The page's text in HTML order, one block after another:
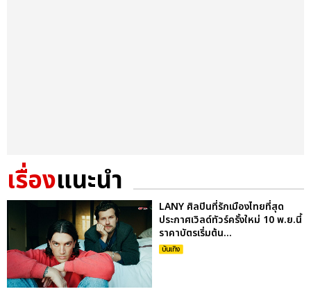
เรื่องแนะนำ
LANY ศิลปินที่รักเมืองไทยที่สุด
ประกาศเวิลด์ทัวร์ครั้งใหม่ 10 พ.ย.นี้
ราคาบัตรเริ่มต้น...
บันเทิง